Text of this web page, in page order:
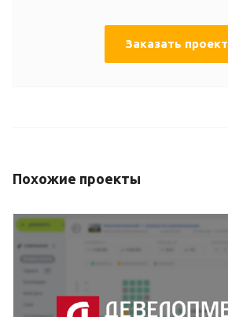
Заказать проект
Похожие проекты